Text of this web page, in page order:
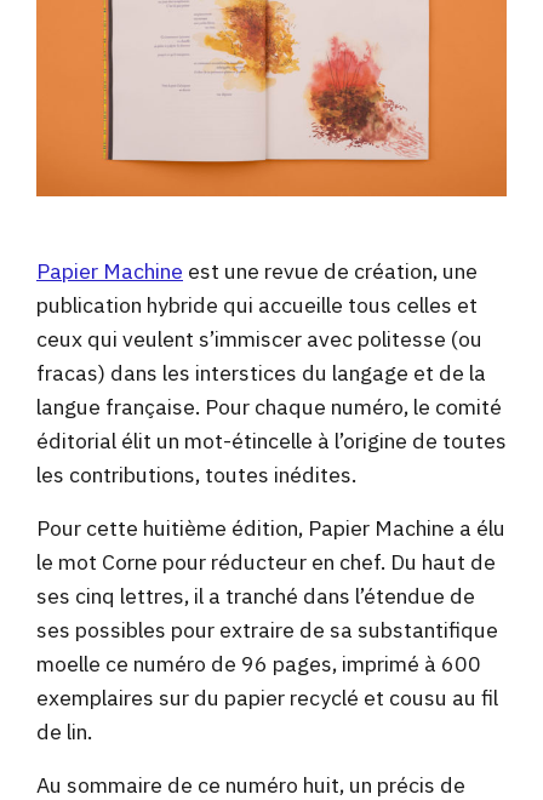
Papier Machine est une revue de création, une
publication hybride qui accueille tous celles et
ceux qui veulent s’immiscer avec politesse (ou
fracas) dans les interstices du langage et de la
langue française. Pour chaque numéro, le comité
éditorial élit un mot-étincelle à l’origine de toutes
les contributions, toutes inédites.
Pour cette huitième édition, Papier Machine a élu
le mot Corne pour réducteur en chef. Du haut de
ses cinq lettres, il a tranché dans l’étendue de
ses possibles pour extraire de sa substantifique
moelle ce numéro de 96 pages, imprimé à 600
exemplaires sur du papier recyclé et cousu au fil
de lin.
Au sommaire de ce numéro huit, un précis de